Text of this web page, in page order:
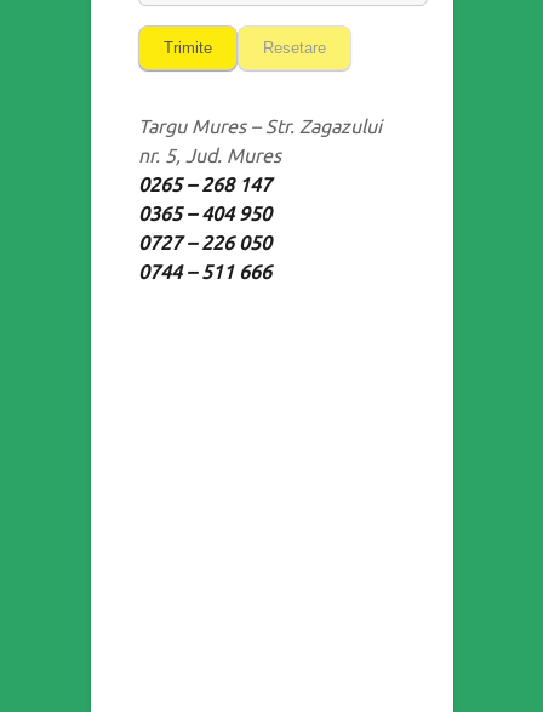
Targu Mures – Str. Zagazului
nr. 5, Jud. Mures
0265 – 268 147
0365 – 404 950
0727 – 226 050
0744 – 511 666